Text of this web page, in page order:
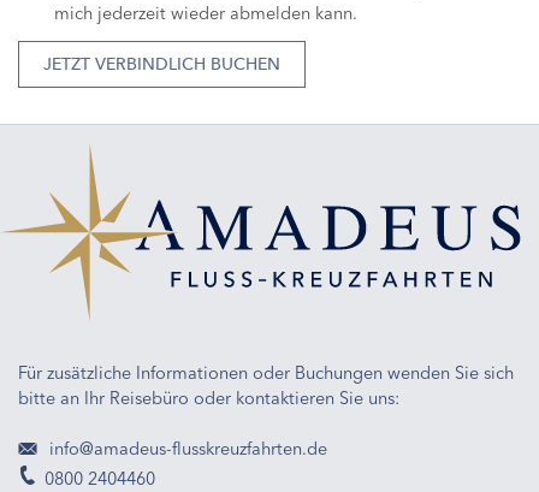
mich jederzeit wieder abmelden kann.
JETZT VERBINDLICH BUCHEN
Für zusätzliche Informationen oder Buchungen wenden Sie sich
bitte an Ihr Reisebüro oder kontaktieren Sie uns:
info@amadeus-flusskreuzfahrten.de
0800 2404460